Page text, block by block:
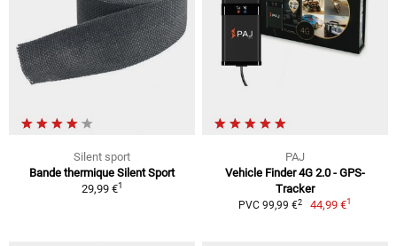
Silent sport
Bande thermique Silent Sport
29,99 €1
PAJ
Vehicle Finder 4G 2.0 - GPS-
Tracker
PVC 99,99 €2 44,99 €1